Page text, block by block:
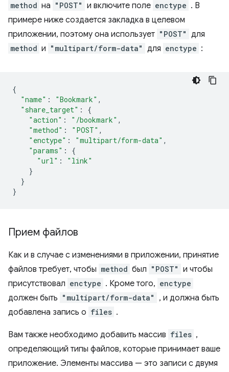
method на "POST" и включите поле enctype . В
примере ниже создается закладка в целевом
приложении, поэтому она использует "POST" для
method и "multipart/form-data" для enctype :
{
"name" : "Bookmark" ,
"share_target" :
{
"action" : "/bookmark" ,
"method" : "POST" ,
"enctype" : "multipart/form-data" ,
"params" :
{
"url" :
"link"
}
}
}
Прием файлов
Как и в случае с изменениями в приложении, принятие
файлов требует, чтобы method был "POST" и чтобы
присутствовал enctype . Кроме того, enctype
должен быть "multipart/form-data"
, и должна быть
добавлена ​​запись о files .
Вам также необходимо добавить массив files ,
определяющий типы файлов, которые принимает ваше
приложение. Элементы массива — это записи с двумя